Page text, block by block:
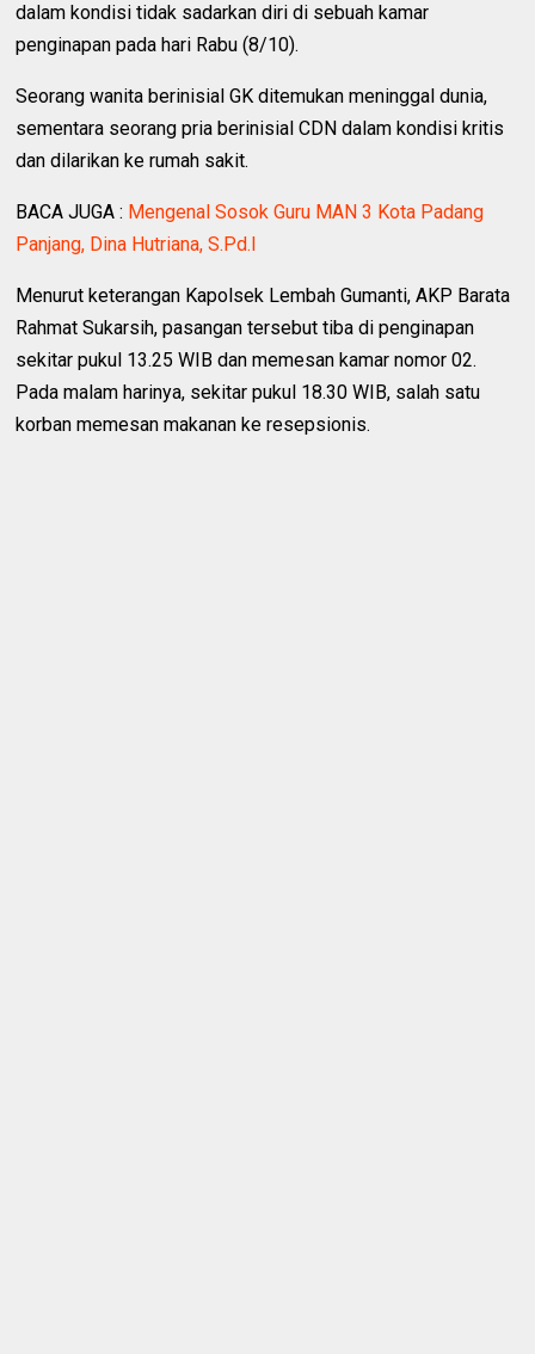
dalam kondisi tidak sadarkan diri di sebuah kamar
penginapan pada hari Rabu (8/10).
Seorang wanita berinisial GK ditemukan meninggal dunia,
sementara seorang pria berinisial CDN dalam kondisi kritis
dan dilarikan ke rumah sakit.
BACA JUGA : Mengenal Sosok Guru MAN 3 Kota Padang
Panjang, Dina Hutriana, S.Pd.I
‎Menurut keterangan Kapolsek Lembah Gumanti, AKP Barata
Rahmat Sukarsih, pasangan tersebut tiba di penginapan
sekitar pukul 13.25 WIB dan memesan kamar nomor 02.
Pada malam harinya, sekitar pukul 18.30 WIB, salah satu
korban memesan makanan ke resepsionis.